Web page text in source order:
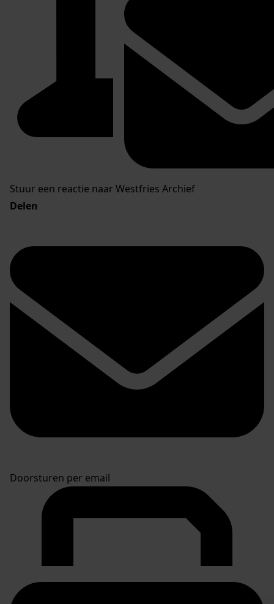
Stuur een reactie naar Westfries Archief
Delen
Doorsturen per email